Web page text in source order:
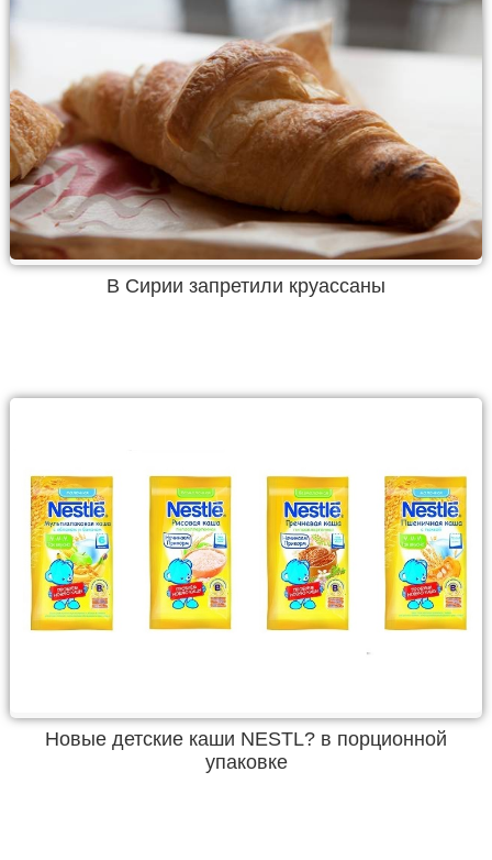
В Сирии запретили круассаны
Новые детские каши NESTL? в порционной
упаковке